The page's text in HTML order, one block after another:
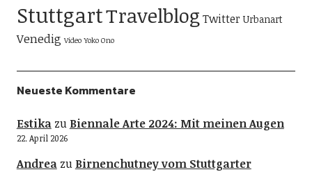
StuttgartTravelblog Twitter Urbanart
Venedig Video Yoko Ono
Neueste Kommentare
Estikazu Biennale Arte 2024: Mit meinen Augen
22. April 2026
Andreazu Birnenchutney vom Stuttgarter